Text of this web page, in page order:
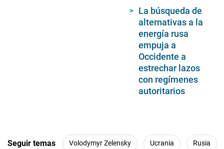
La búsqueda de
alternativas a la
energía rusa
empuja a
Occidente a
estrechar lazos
con regímenes
autoritarios
Seguir temas Volodymyr Zelensky Ucrania Rusia